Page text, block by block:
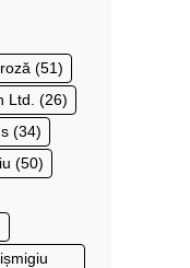
(51)
Ltd. (26)
(34)
(50)